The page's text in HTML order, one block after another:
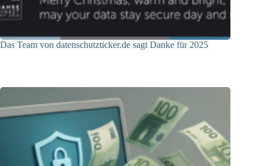
Das Team von datenschutzticker.de sagt Danke für 2025